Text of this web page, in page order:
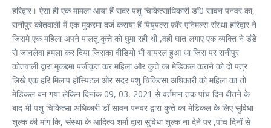
हरिद्वार। ऐसा ही एक मामला आया हैं सदर पशु चिकित्साधिकारी डॉ0 सावन पनवर का,
रानीपुर कोतवाली में एक मुकद्दमा दर्ज कराया हैं पियुपल्स फ़ॉर एनिमल्स संस्था हरिद्वार ने
जिसमे एक महिला अपने पालतू कुत्ते को घुमा रही थी ,वही घात लगाए एक व्यक्ति ने डंडे
से जानलेवा हमला कर दिया जिसका वीडियो भी वायरल हुआ था जिस पर रानीपुर
कोतवाली द्वारा मुकद्दमा पंजीकृत कर महिला और कुत्ते का मेडिकल कराने को दो पत्र
लिखे एक हरि मिलाप हॉस्पिटल ओर सदर पशु चिकित्सा अधिकारी को महिला का तो
मेडिकल बन गया लेकिन दिनांक 09, 03, 2021 से वर्तमान तक पांच दिन बीतने के
बाद भी पशु चिकित्सा अधिकारी डॉ सावन पनवर द्वारा कुत्ते का मेडिकल के लिए सुविधा
शुल्क की मांग कि, संस्था के आदित्य शर्मा द्वारा सुविधा शुल्क ना देने पर ,पांच दिनों से